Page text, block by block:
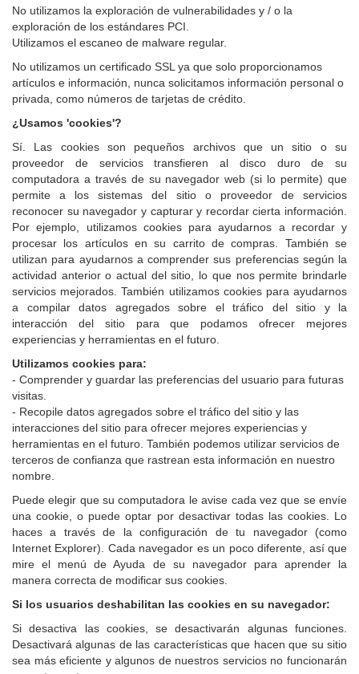
No utilizamos la exploración de vulnerabilidades y / o la
exploración de los estándares PCI.
Utilizamos el escaneo de malware regular.
No utilizamos un certificado SSL ya que solo proporcionamos
artículos e información, nunca solicitamos información personal o
privada, como números de tarjetas de crédito.
¿Usamos 'cookies'?
Sí. Las cookies son pequeños archivos que un sitio o su
proveedor de servicios transfieren al disco duro de su
computadora a través de su navegador web (si lo permite) que
permite a los sistemas del sitio o proveedor de servicios
reconocer su navegador y capturar y recordar cierta información.
Por ejemplo, utilizamos cookies para ayudarnos a recordar y
procesar los artículos en su carrito de compras. También se
utilizan para ayudarnos a comprender sus preferencias según la
actividad anterior o actual del sitio, lo que nos permite brindarle
servicios mejorados. También utilizamos cookies para ayudarnos
a compilar datos agregados sobre el tráfico del sitio y la
interacción del sitio para que podamos ofrecer mejores
experiencias y herramientas en el futuro.
Utilizamos cookies para:
- Comprender y guardar las preferencias del usuario para futuras
visitas.
- Recopile datos agregados sobre el tráfico del sitio y las
interacciones del sitio para ofrecer mejores experiencias y
herramientas en el futuro. También podemos utilizar servicios de
terceros de confianza que rastrean esta información en nuestro
nombre.
Puede elegir que su computadora le avise cada vez que se envíe
una cookie, o puede optar por desactivar todas las cookies. Lo
haces a través de la configuración de tu navegador (como
Internet Explorer). Cada navegador es un poco diferente, así que
mire el menú de Ayuda de su navegador para aprender la
manera correcta de modificar sus cookies.
Si los usuarios deshabilitan las cookies en su navegador:
Si desactiva las cookies, se desactivarán algunas funciones.
Desactivará algunas de las características que hacen que su sitio
sea más eficiente y algunos de nuestros servicios no funcionarán